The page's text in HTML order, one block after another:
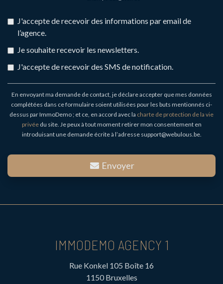
J'accepte de recevoir des informations par email de
l’agence.
Je souhaite recevoir les newsletters.
J'accepte de recevoir des SMS de notification.
En envoyant ma demande de contact, je déclare accepter que mes données
complétées dans ce formulaire soient utilisées pour les buts mentionnés ci-
dessus par ImmoDemo ; et ce, en accord avec la charte de protection de la vie
privéedu site. Je peux à tout moment retirer mon consentement en
introduisant une demande écrite à l’adresse support@webulous.be.
Envoyer
IMMODEMO AGENCY 1
Rue Konkel 105 Boîte 16
1150 Bruxelles